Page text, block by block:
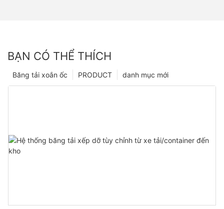
BẠN CÓ THỂ THÍCH
danh mục mới
PRODUCT
Băng tải xoắn ốc